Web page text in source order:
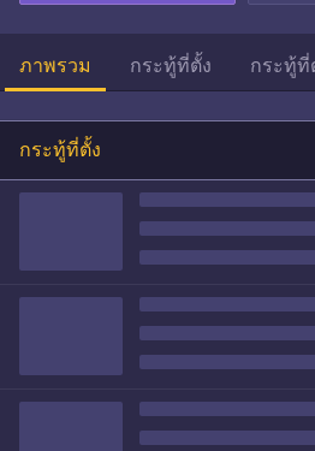
ภาพรวม กระทู้ที่ตั้ง กระทู้ที่
กระทู้ที่ตั้ง